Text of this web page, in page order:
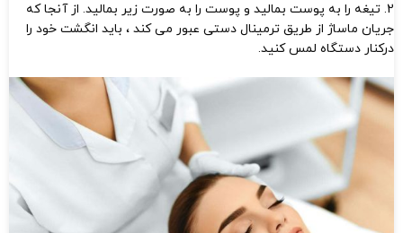
2. تیغه را به پوست بمالید و پوست را به صورت زیر بمالید. از آنجا که
جریان ماساژ از طریق ترمینال دستی عبور می کند ، باید انگشت خود را
درکنار دستگاه لمس کنید.